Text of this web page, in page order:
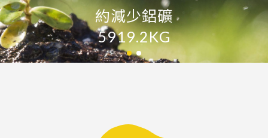
約減少鋁礦
5919.2KG
11415.6KG